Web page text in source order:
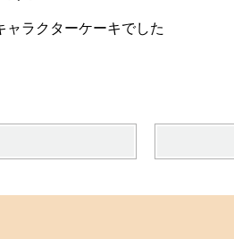
ラクターケーキでした